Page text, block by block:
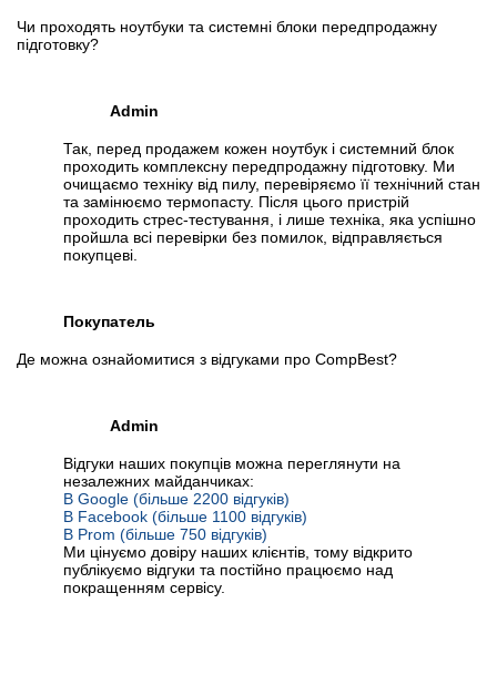
Чи проходять ноутбуки та системні блоки передпродажну
підготовку?
Admin
Так, перед продажем кожен ноутбук і системний блок
проходить комплексну передпродажну підготовку. Ми
очищаємо техніку від пилу, перевіряємо її технічний стан
та замінюємо термопасту. Після цього пристрій
проходить стрес-тестування, і лише техніка, яка успішно
пройшла всі перевірки без помилок, відправляється
покупцеві.
Покупатель
Де можна ознайомитися з відгуками про CompBest?
Admin
Відгуки наших покупців можна переглянути на
незалежних майданчиках:
В Google (більше 2200 відгуків)
В Facebook (більше 1100 відгуків)
В Prom (більше 750 відгуків)
Ми цінуємо довіру наших клієнтів, тому відкрито
публікуємо відгуки та постійно працюємо над
покращенням сервісу.